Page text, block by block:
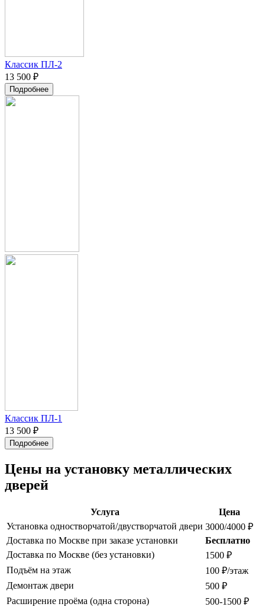
Классик ПЛ-2
13 500 ₽
Подробнее
Классик ПЛ-1
13 500 ₽
Подробнее
Цены на установку металлических
дверей
Услуга
Цена
Установка одностворчатой/двустворчатой двери 3000/4000 ₽
Доставка по Москве при заказе установки
Бесплатно
Доставка по Москве (без установки)
1500 ₽
Подъём на этаж
100 ₽/этаж
Демонтаж двери
500 ₽
Расширение проёма (одна сторона)
500-1500 ₽